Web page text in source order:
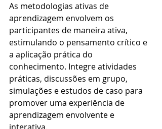
As metodologias ativas de
aprendizagem envolvem os
participantes de maneira ativa,
estimulando o pensamento crítico e
a aplicação prática do
conhecimento. Integre atividades
práticas, discussões em grupo,
simulações e estudos de caso para
promover uma experiência de
aprendizagem envolvente e